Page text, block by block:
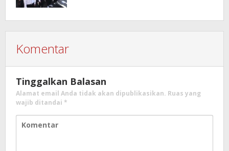
Komentar
Tinggalkan Balasan
Alamat email Anda tidak akan dipublikasikan. Ruas yang
wajib ditandai *